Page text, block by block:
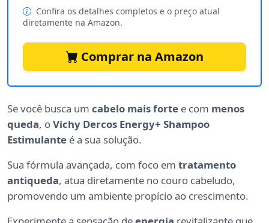
Confira os detalhes completos e o preço atual
diretamente na Amazon.
Comprar na Amazon
Se você busca um cabelo mais forte e com menos
queda, oVichy Dercos Energy+ Shampoo
Estimulante é a sua solução.
Sua fórmula avançada, com foco em tratamento
antiqueda, atua diretamente no couro cabeludo,
promovendo um ambiente propício ao crescimento.